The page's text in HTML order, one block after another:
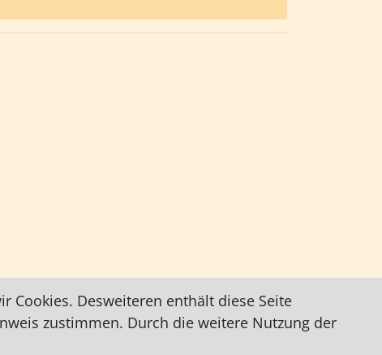
Cookies. Desweiteren enthält diese Seite
zustimmen. Durch die weitere Nutzung der